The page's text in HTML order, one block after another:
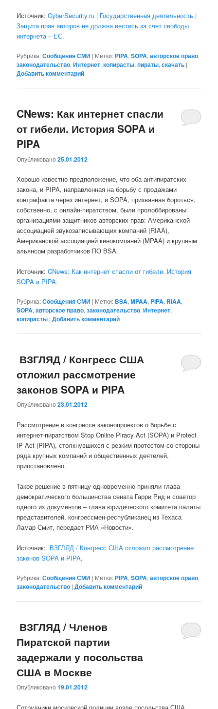
Источник:CyberSecurity.ru | Государственная деятельность |
Защита прав авторов не должна вестись за счет свободы
интернета – ЕС.
Рубрика:Сообщения СМИ | Метки: PIPA,SOPA,авторское право,
законодательство,Интернет,копирасты,пираты,скачать |
Добавить комментарий
CNews: Как интернет спасли
от гибели. История SOPA и
PIPA
Опубликовано25.01.2012
Хорошо известно предположение, что оба антипиратских
закона, и PIPA, направленная на борьбу с продажами
контрафакта через интернет, и SOPA, призванная бороться,
собственно, с онлайн-пиратством, были пролоббированы
организациями защитников авторских прав: Американской
ассоциацией звукозаписывающих компаний (RIAA),
Американской ассоциацией кинокомпаний (MPAA) и крупным
альянсом разработчиков ПО BSA.
Источник:CNews: Как интернет спасли от гибели. История
SOPA и PIPA.
Рубрика:Сообщения СМИ | Метки: BSA,MPAA, PIPA, RIAA,
SOPA,авторское право,законодательство,Интернет,
копирасты |Добавить комментарий
ВЗГЛЯД / Конгресс США
отложил рассмотрение
законов SOPA и PIPA
Опубликовано23.01.2012
Рассмотрение в конгрессе законопроектов о борьбе с
интернет-пиратством Stop Online Piracy Act (SOPA) и Protect
IP Act (PIPA), столкнувшихся с резким протестом со стороны
ряда крупных компаний и общественных деятелей,
приостановлено.
Такое решение в пятницу одновременно приняли глава
демократического большинства сената Гарри Рид и соавтор
одного из документов – глава юридического комитета палаты
представителей, конгрессмен-республиканец из Техаса
Ламар Смит, передает РИА «Новости».
Источник: ВЗГЛЯД / Конгресс США отложил рассмотрение
законов SOPA и PIPA.
Рубрика:Сообщения СМИ | Метки: PIPA,SOPA,авторское право,
законодательство |Добавить комментарий
ВЗГЛЯД / Членов
Пиратской партии
задержали у посольства
США в Москве
Опубликовано19.01.2012
Сотрудники московской полиции возле посольства США